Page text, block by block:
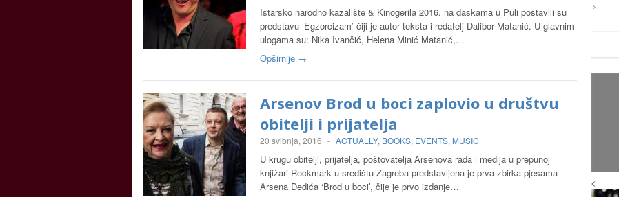
Istarsko narodno kazalište & Kinogerila 2016. na daskama u Puli postavili su
predstavu ‘Egzorcizam’ čiji je autor teksta i redatelj Dalibor Matanić. U glavnim
ulogama su: Nika Ivančić, Helena Minić Matanić,…
Opširnije →
Arsenov Brod u boci zaplovio u društvu
obitelji i prijatelja
20 svibnja, 2016 - ACTUALLY, BOOKS, EVENTS, MUSIC
U krugu obitelji, prijatelja, poštovatelja Arsenova rada i medija u prepunoj
knjižari Rockmark u središtu Zagreba predstavljena je prva zbirka pjesama
Arsena Dedića ‘Brod u boci’, čije je prvo izdanje…
<